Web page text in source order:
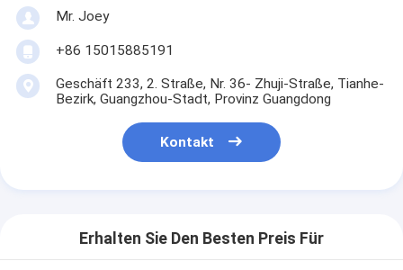
Mr. Joey
+86 15015885191
Geschäft 233, 2. Straße, Nr. 36- Zhuji-Straße, Tianhe-
Bezirk, Guangzhou-Stadt, Provinz Guangdong
Kontakt
Erhalten Sie Den Besten Preis Für